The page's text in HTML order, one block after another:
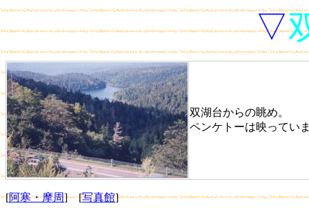
▽
双湖台からの眺め。
ペンケトーは映ってい
[阿寒・摩周] [写真館]